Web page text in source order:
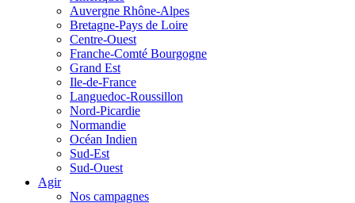
Auvergne Rhône-Alpes
Bretagne-Pays de Loire
Centre-Ouest
Franche-Comté Bourgogne
Grand Est
Ile-de-France
Languedoc-Roussillon
Nord-Picardie
Normandie
Océan Indien
Sud-Est
Sud-Ouest
Agir
Nos campagnes